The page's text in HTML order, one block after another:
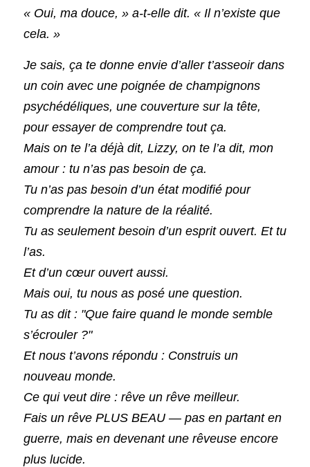
« Oui, ma douce, » a-t-elle dit. « Il n’existe que
cela. »
Je sais, ça te donne envie d’aller t’asseoir dans
un coin avec une poignée de champignons
psychédéliques, une couverture sur la tête,
pour essayer de comprendre tout ça.
Mais on te l’a déjà dit, Lizzy, on te l’a dit, mon
amour : tu n’as pas besoin de ça.
Tu n’as pas besoin d’un état modifié pour
comprendre la nature de la réalité.
Tu as seulement besoin d’un esprit ouvert. Et tu
l’as.
Et d’un cœur ouvert aussi.
Mais oui, tu nous as posé une question.
Tu as dit : "Que faire quand le monde semble
s’écrouler ?"
Et nous t’avons répondu : Construis un
nouveau monde.
Ce qui veut dire : rêve un rêve meilleur.
Fais un rêve PLUS BEAU — pas en partant en
guerre, mais en devenant une rêveuse encore
plus lucide.